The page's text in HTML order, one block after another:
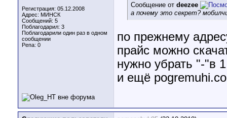
Регистрация: 05.12.2008
Адрес: МИНСК
Сообщений: 5
Поблагодарил: 3
Поблагодарили один раз в одном
сообщении
Репа: 0
Сообщение от deezee
а почему это секрет?
по прежнему
прайс можно
нужно убрать "-"в
и ещё